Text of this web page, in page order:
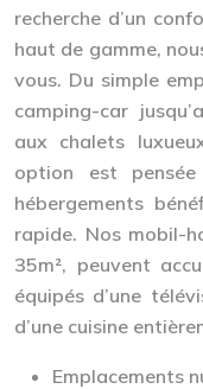
recherche d’un
haut de gamme,
vous. Du simple
camping-car
aux chalets
option est
hébergements
rapide. Nos mobil-
35m², peuvent
équipés d’une
d’une cuisine
Emplacements